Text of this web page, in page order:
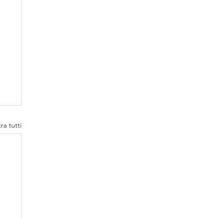
tutti